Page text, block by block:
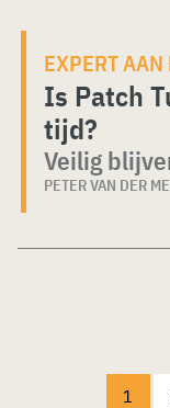
EXPERT
Is Patch
tijd?
Veilig
PETER VAN DER
1